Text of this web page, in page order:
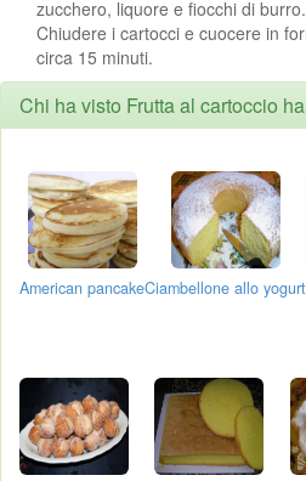
zucchero, liquore e fiocchi di burro.
Chiudere i cartocci e cuocere in
circa 15 minuti.
Chi ha visto Frutta al cartoccio
American pancakeCiambellone allo yogurt